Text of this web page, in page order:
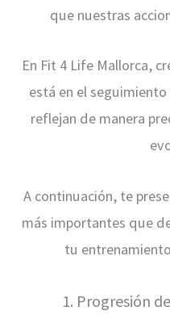
que nuestras
En Fit 4 Life Mallorca,
está en el
reflejan de manera
A continuación, te
más importantes que
tu
1. Progresión